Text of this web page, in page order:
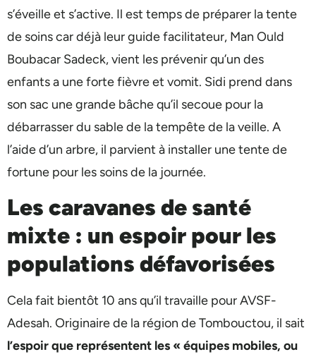
s’éveille et s’active. Il est temps de préparer la tente
de soins car déjà leur guide facilitateur, Man Ould
Boubacar Sadeck, vient les prévenir qu’un des
enfants a une forte fièvre et vomit. Sidi prend dans
son sac une grande bâche qu’il secoue pour la
débarrasser du sable de la tempête de la veille. A
l’aide d’un arbre, il parvient à installer une tente de
fortune pour les soins de la journée.
Les caravanes de santé
mixte : un espoir pour les
populations défavorisées
Cela fait bientôt 10 ans qu’il travaille pour AVSF-
Adesah. Originaire de la région de Tombouctou, il sait
l’espoir que représentent les « équipes mobiles, ou